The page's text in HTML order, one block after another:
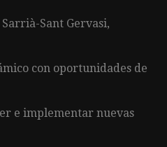
Sant Gervasi,
con oportunidades de
e implementar nuevas